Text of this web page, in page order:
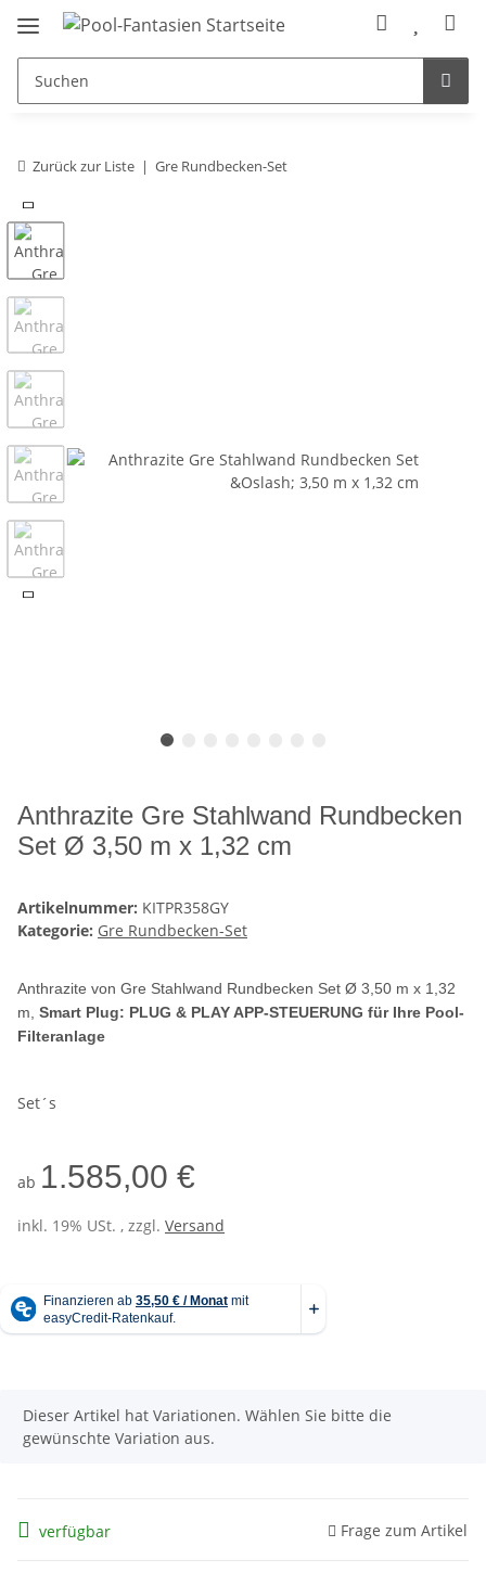
Zurück zur Liste Gre Rundbecken-Set
Anthrazite Gre Stahlwand Rundbecken
Set Ø 3,50 m x 1,32 cm
Artikelnummer: KITPR358GY
Kategorie: Gre Rundbecken-Set
Anthrazite von Gre Stahlwand Rundbecken Set Ø 3,50 m x 1,32
m, Smart Plug: PLUG & PLAY APP-STEUERUNG für Ihre Pool-
Filteranlage
Set´s
ab 1.585,00 €
inkl. 19% USt. , zzgl. Versand
x
Dieser Artikel hat Variationen. Wählen Sie bitte die
gewünschte Variation aus.
verfügbar Frage zum Artikel